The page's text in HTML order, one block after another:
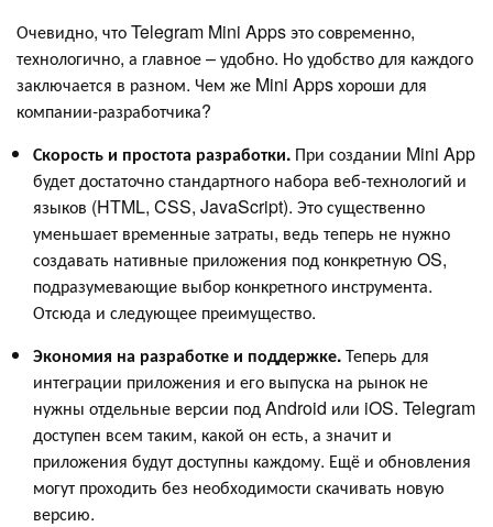
Очевидно, что Telegram Mini Apps это современно,
технологично, а главное – удобно. Но удобство для каждого
заключается в разном. Чем же Mini Apps хороши для
компании-разработчика?
Скорость и простота разработки. При создании Mini App
будет достаточно стандартного набора веб-технологий и
языков (HTML, CSS, JavaScript). Это существенно
уменьшает временные затраты, ведь теперь не нужно
создавать нативные приложения под конкретную OS,
подразумевающие выбор конкретного инструмента.
Отсюда и следующее преимущество.
Экономия на разработке и поддержке.Теперь для
интеграции приложения и его выпуска на рынок не
нужны отдельные версии под Android или iOS. Telegram
доступен всем таким, какой он есть, а значит и
приложения будут доступны каждому. Ещё и обновления
могут проходить без необходимости скачивать новую
версию.